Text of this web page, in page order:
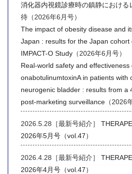
消化器内視鏡診療時の鎮静における
待（2026年6月号）
The impact of obesity disease and
Japan : results for the Japan cohort
IMPACT-O Study（2026年6月号）
Real-world safety and effectiveness
onabotulinumtoxinA in patients with
neurogenic bladder : results from a
post-marketing surveillance（2026
2026.5.28［最新号紹介］
2026年5月号（vol.47）
2026.4.28［最新号紹介］
2026年4月号（vol.47）